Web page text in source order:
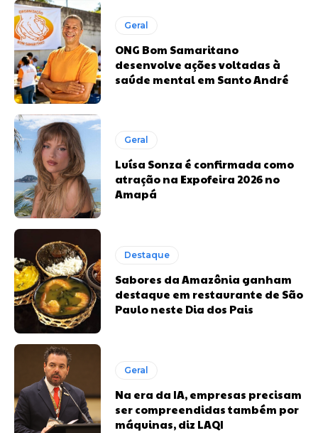
Geral
ONG Bom Samaritano
desenvolve ações voltadas à
saúde mental em Santo André
Geral
Luísa Sonza é confirmada como
atração na Expofeira 2026 no
Amapá
Destaque
Sabores da Amazônia ganham
destaque em restaurante de São
Paulo neste Dia dos Pais
Geral
Na era da IA, empresas precisam
ser compreendidas também por
máquinas, diz LAQI